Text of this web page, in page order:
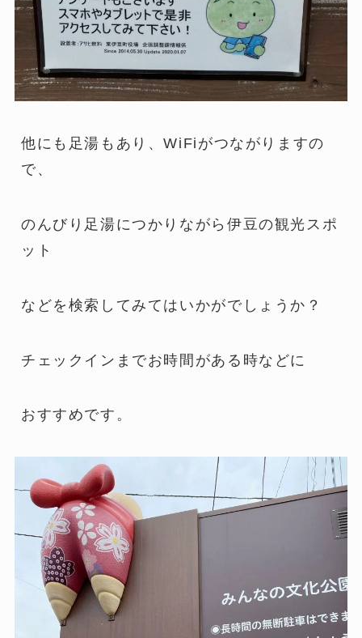
他にも足湯もあり、WiFiがつながりますの
で、
のんびり足湯につかりながら伊豆の観光スポ
ット
などを検索してみてはいかがでしょうか？
チェックインまでお時間がある時などに
おすすめです。